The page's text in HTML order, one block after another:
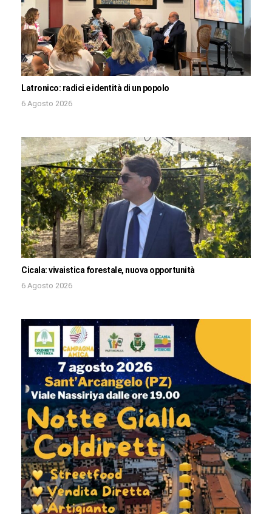
Latronico: radici e identità di un popolo
6 Agosto 2026
Cicala: vivaistica forestale, nuova opportunità
6 Agosto 2026